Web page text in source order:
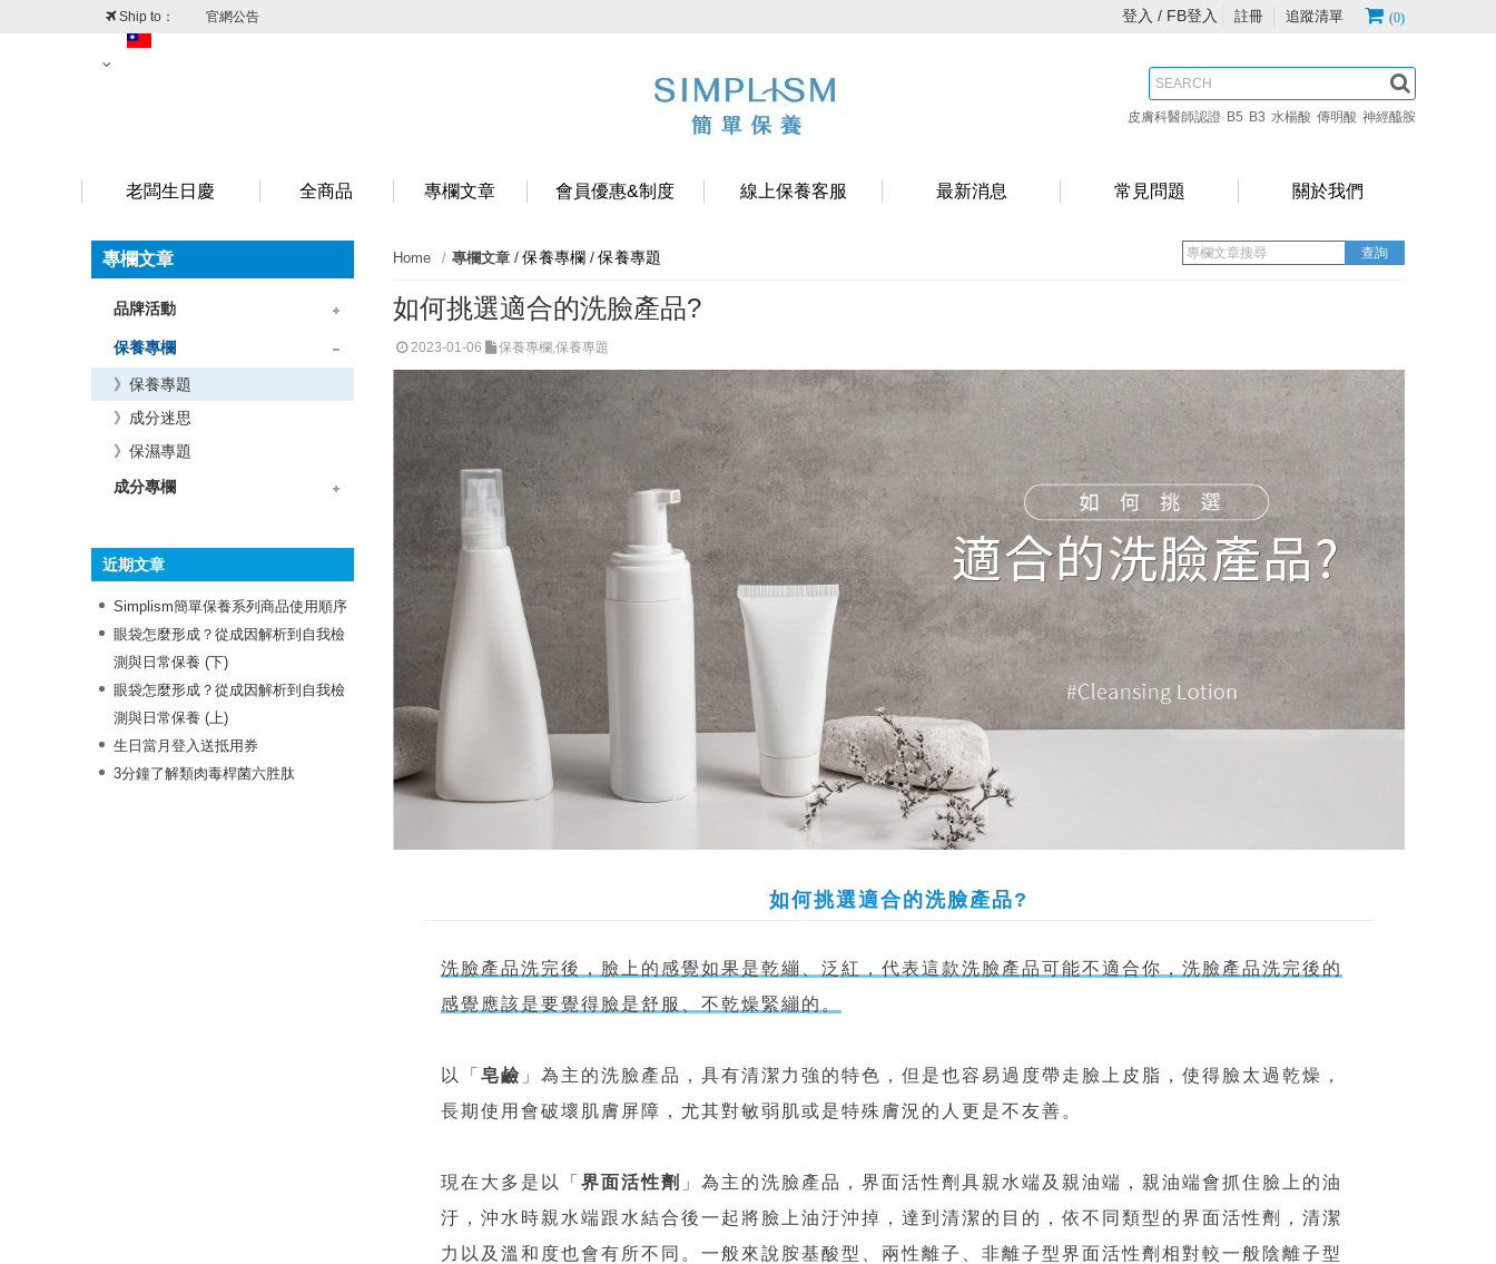
(0)
登入 / FB登入 註冊 追蹤清單
Ship to： 官網公告
皮膚科醫師認證 B5 B3 水楊酸 傳明酸 神經醯胺
老闆生日慶 全商品 專欄文章 會員優惠&制度 線上保養客服 最新消息 常見問題 關於我們
專欄文章
品牌活動
》品牌情報
》折扣情報
保養專欄
》保養專題
》成分迷思
》保濕專題
成分專欄
近期文章
Simplism簡單保養系列商品使用順序
眼袋怎麼形成？從成因解析到自我檢
測與日常保養 (下)
眼袋怎麼形成？從成因解析到自我檢
測與日常保養 (上)
生日當月登入送抵用券
3分鐘了解類肉毒桿菌六胜肽
Home 專欄文章 /保養專欄 /保養專題
如何挑選適合的洗臉產品?
2023-01-06 保養專欄,保養專題
如何挑選適合的洗臉產品?
洗臉產品洗完後，臉上的感覺如果是乾繃、泛紅，代表這款洗臉產品可能不適合你，洗臉產品洗完後的
感覺應該是要覺得臉是舒服、不乾燥緊繃的。
以「皂鹼 」為主的洗臉產品，具有清潔力強的特色，但是也容易過度帶走臉上皮脂，使得臉太過乾燥，
長期使用會破壞肌膚屏障，尤其對敏弱肌或是特殊膚況的人更是不友善。
現在大多是以「界面活性劑 」為主的洗臉產品，界面活性劑具親水端及親油端，親油端會抓住臉上的油
汙，沖水時親水端跟水結合後一起將臉上油汙沖掉，達到清潔的目的，依不同類型的界面活性劑，清潔
力以及溫和度也會有所不同。一般來說胺基酸型、兩性離子、非離子型界面活性劑相對較一般陰離子型